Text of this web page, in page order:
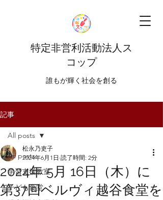
特定非営利活動法人ス
コップ
​​誰もが輝く社会を創る
記事
All posts
学習支援教室
子ども食堂
All posts
2024年 5月 16日（木）に
第37回ベルヴィ越谷食堂を
松永乃吏子
2024年6月1日 読了時間: 2分